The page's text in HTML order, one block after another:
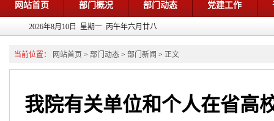
网站首页 部门概况 部门动态 党建工作
2026年8月10日 星期一 丙午年六月廿八
当前位置： 网站首页 > 部门动态 > 部门新闻 > 正文
我院有关单位和个人在省高